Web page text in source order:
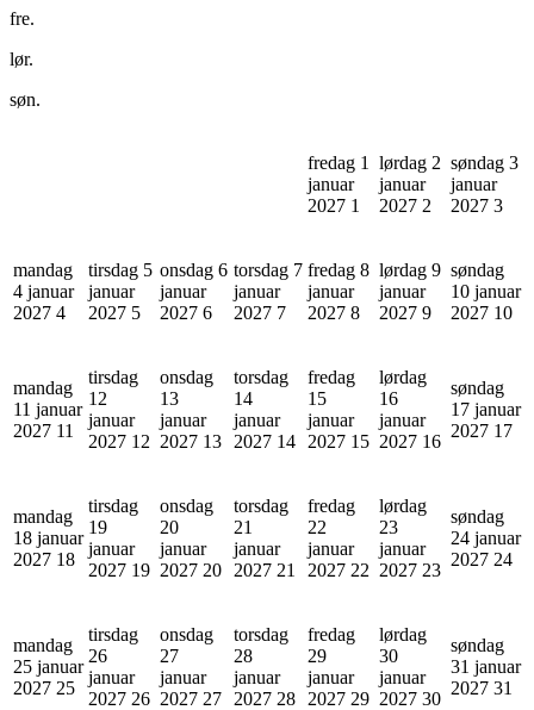
fre.
lør.
søn.
fredag 1
januar
2027 1
lørdag 2
januar
2027 2
søndag 3
januar
2027 3
mandag
4 januar
2027 4
tirsdag 5
januar
2027 5
onsdag 6
januar
2027 6
torsdag 7
januar
2027 7
fredag 8
januar
2027 8
lørdag 9
januar
2027 9
søndag
10 januar
2027 10
mandag
11 januar
2027 11
tirsdag
12
januar
2027 12
onsdag
13
januar
2027 13
torsdag
14
januar
2027 14
fredag
15
januar
2027 15
lørdag
16
januar
2027 16
søndag
17 januar
2027 17
mandag
18 januar
2027 18
tirsdag
19
januar
2027 19
onsdag
20
januar
2027 20
torsdag
21
januar
2027 21
fredag
22
januar
2027 22
lørdag
23
januar
2027 23
søndag
24 januar
2027 24
mandag
25 januar
2027 25
tirsdag
26
januar
2027 26
onsdag
27
januar
2027 27
torsdag
28
januar
2027 28
fredag
29
januar
2027 29
lørdag
30
januar
2027 30
søndag
31 januar
2027 31